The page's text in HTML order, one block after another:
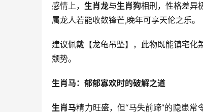
感情上， 生肖龙与生肖狗相刑，性格差异
属龙人若能收敛锋芒,晚年可享天伦之乐。
建议佩戴【龙龟吊坠】，此物既能镇宅
颓势。
生肖马：郁郁寡欢时的破解之道
生肖马精力旺盛，但“马失前蹄”的隐患